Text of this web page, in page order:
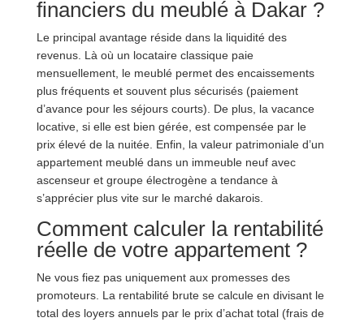
financiers du meublé à Dakar ?
Le principal avantage réside dans la liquidité des
revenus. Là où un locataire classique paie
mensuellement, le meublé permet des encaissements
plus fréquents et souvent plus sécurisés (paiement
d’avance pour les séjours courts). De plus, la vacance
locative, si elle est bien gérée, est compensée par le
prix élevé de la nuitée. Enfin, la valeur patrimoniale d’un
appartement meublé dans un immeuble neuf avec
ascenseur et groupe électrogène a tendance à
s’apprécier plus vite sur le marché dakarois.
Comment calculer la rentabilité
réelle de votre appartement ?
Ne vous fiez pas uniquement aux promesses des
promoteurs. La rentabilité brute se calcule en divisant le
total des loyers annuels par le prix d’achat total (frais de